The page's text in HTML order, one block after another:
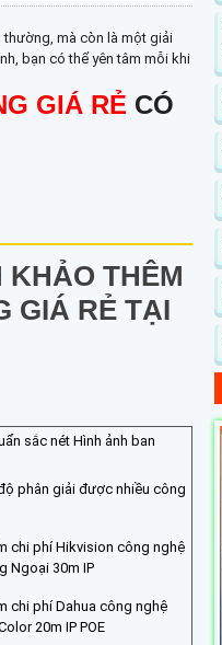
mà còn là một giải
bạn có thể yên tâm mỗi khi
GIÁ RẺ CÓ
THÊM
GIÁ RẺ TẠI
sắc nét Hình ảnh ban
phân giải được nhiều công
chi phí Hikvision công nghệ
Ngoại 30m IP
chi phí Dahua công nghệ
20m IP POE